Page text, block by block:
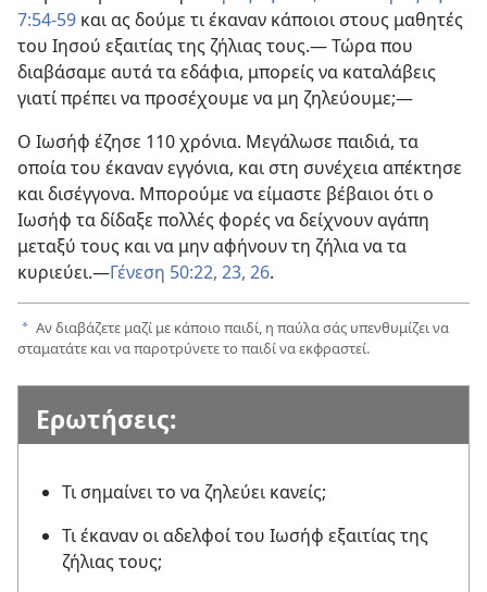
7:54-59 και ας δούμε τι έκαναν κάποιοι στους μαθητές
του Ιησού εξαιτίας της ζήλιας τους.​— Τώρα που
διαβάσαμε αυτά τα εδάφια, μπορείς να καταλάβεις
γιατί πρέπει να προσέχουμε να μη ζηλεύουμε;​—
Ο Ιωσήφ έζησε 110 χρόνια. Μεγάλωσε παιδιά, τα
οποία του έκαναν εγγόνια, και στη συνέχεια απέκτησε
και δισέγγονα. Μπορούμε να είμαστε βέβαιοι ότι ο
Ιωσήφ τα δίδαξε πολλές φορές να δείχνουν αγάπη
μεταξύ τους και να μην αφήνουν τη ζήλια να τα
κυριεύει.​—Γένεση 50:22, 23, 26.
a Αν διαβάζετε μαζί με κάποιο παιδί, η παύλα σάς υπενθυμίζει να
σταματάτε και να παροτρύνετε το παιδί να εκφραστεί.
Ερωτήσεις:
Τι σημαίνει το να ζηλεύει κανείς;
Τι έκαναν οι αδελφοί του Ιωσήφ εξαιτίας της
ζήλιας τους;